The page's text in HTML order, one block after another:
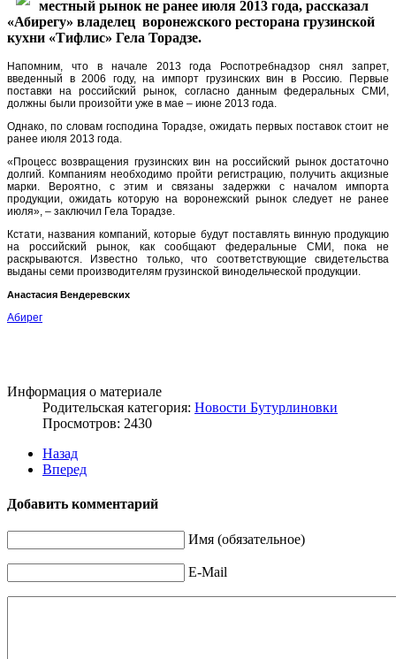
местный рынок не ранее июля 2013 года, рассказал
«Абирегу» владелец воронежского ресторана грузинской
кухни «Тифлис» Гела Торадзе.
Напомним, что в начале 2013 года Роспотребнадзор снял запрет,
введенный в 2006 году, на импорт грузинских вин в Россию. Первые
поставки на российский рынок, согласно данным федеральных СМИ,
должны были произойти уже в мае – июне 2013 года.
Однако, по словам господина Торадзе, ожидать первых поставок стоит не
ранее июля 2013 года.
«Процесс возвращения грузинских вин на российский рынок достаточно
долгий. Компаниям необходимо пройти регистрацию, получить акцизные
марки. Вероятно, с этим и связаны задержки с началом импорта
продукции, ожидать которую на воронежский рынок следует не ранее
июля», – заключил Гела Торадзе.
Кстати, названия компаний, которые будут поставлять винную продукцию
на российский рынок, как сообщают федеральные СМИ, пока не
раскрываются. Известно только, что соответствующие свидетельства
выданы семи производителям грузинской винодельческой продукции.
Анастасия Вендеревских
Абирег
Информация о материале
Родительская категория: Новости Бутурлиновки
Просмотров: 2430
Назад
Вперед
Добавить комментарий
Имя (обязательное)
E-Mail